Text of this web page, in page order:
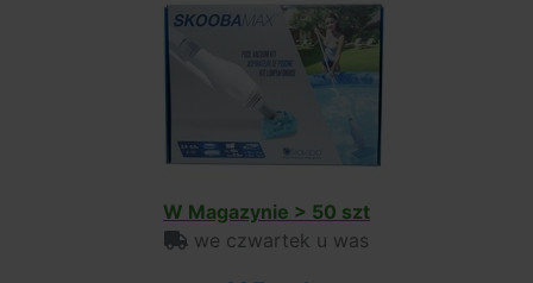
W Magazynie > 50 szt
we czwartek u was